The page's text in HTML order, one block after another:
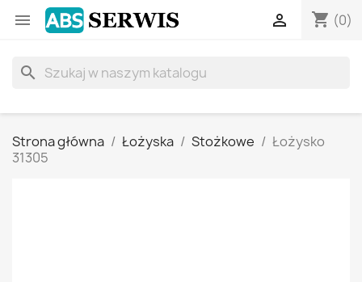
 shopping_cart (0)

search
Strona główna Łożyska Stożkowe
Łożysko
31305